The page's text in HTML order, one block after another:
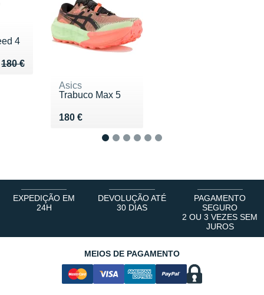
4
180 €180 €
€
Asics
Trabuco Max 5
180 €
Vendu 180 €
EXPEDIÇÃO EM
24H
DEVOLUÇÃO ATÉ
30 DIAS
PAGAMENTO
SEGURO
2 OU 3 VEZES SEM
JUROS
MEIOS DE PAGAMENTO